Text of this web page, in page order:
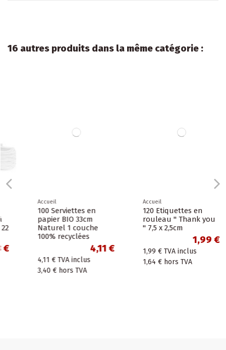
16 autres produits dans la même catégorie :
Accueil
100 Serviettes en
papier BIO 33cm
Naturel 1 couche
100% recyclées
4,11 €
4,11 € TVA inclus
3,40 € hors TVA
Accueil
120 Etiquettes en
rouleau " Thank you
" 7,5 x 2,5cm
1,99 €
1,99 € TVA inclus
1,64 € hors TVA